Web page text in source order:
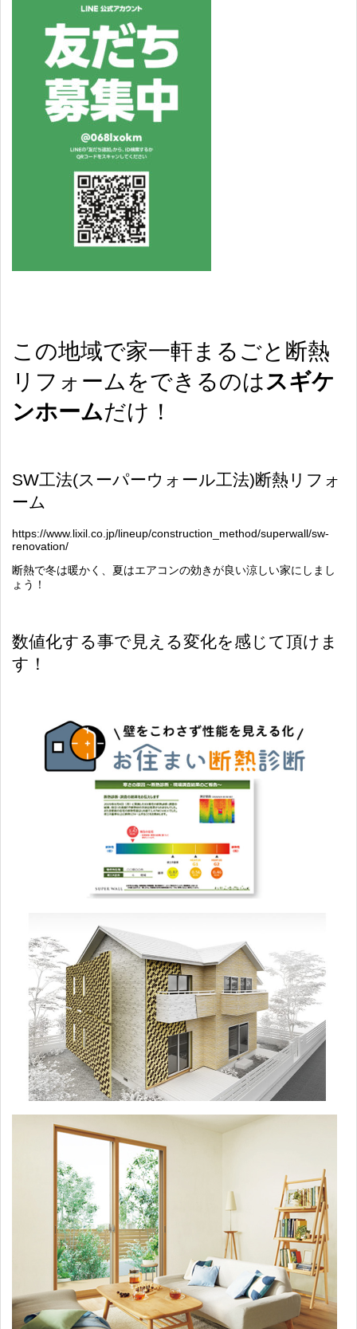
この地域で家一軒まるごと断熱
リフォームをできるのはスギケ
ンホームだけ！
SW工法(スーパーウォール工法)断熱リフォ
ーム
https://www.lixil.co.jp/lineup/construction_method/superwall/sw-
renovation/
断熱で冬は暖かく、夏はエアコンの効きが良い涼しい家にしまし
ょう！
数値化する事で見える変化を感じて頂けま
す！